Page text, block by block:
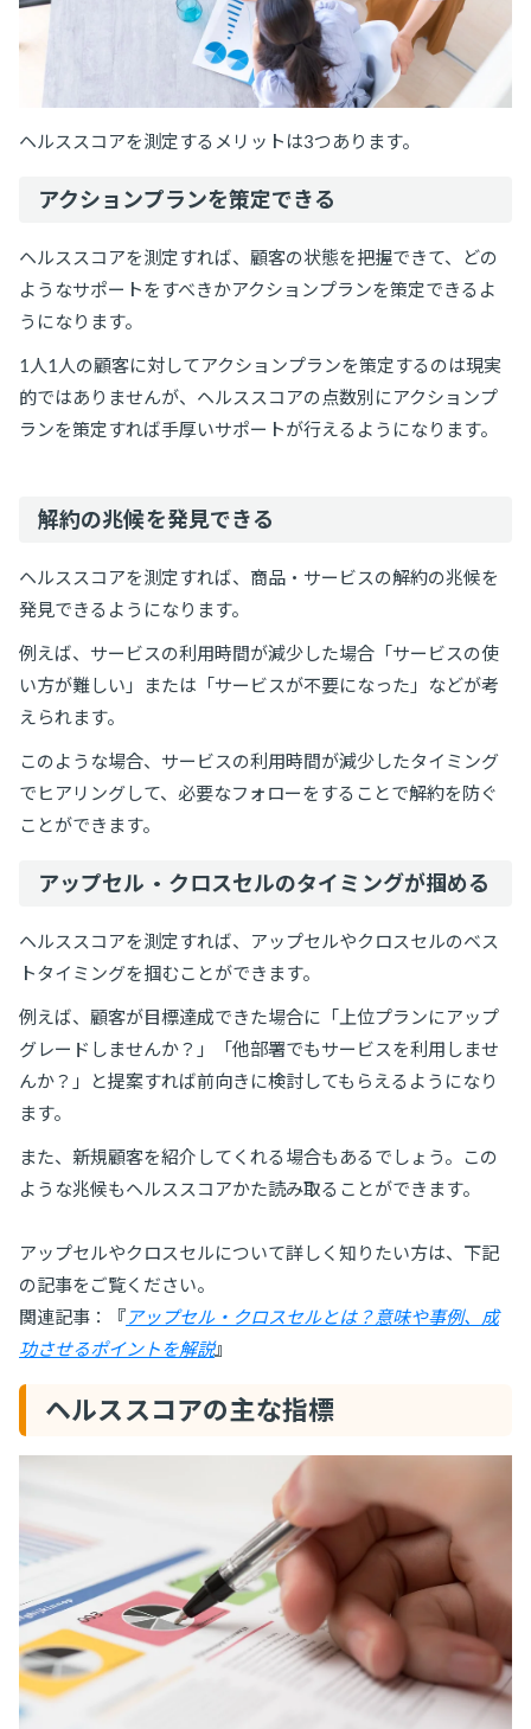
ヘルススコアを測定するメリットは3つあります。
アクションプランを策定できる
ヘルススコアを測定すれば、顧客の状態を把握できて、どの
ようなサポートをすべきかアクションプランを策定できるよ
うになります。
1人1人の顧客に対してアクションプランを策定するのは現実
的ではありませんが、ヘルススコアの点数別にアクションプ
ランを策定すれば手厚いサポートが行えるようになります。
解約の兆候を発見できる
ヘルススコアを測定すれば、商品・サービスの解約の兆候を
発見できるようになります。
例えば、サービスの利用時間が減少した場合「サービスの使
い方が難しい」または「サービスが不要になった」などが考
えられます。
このような場合、サービスの利用時間が減少したタイミング
でヒアリングして、必要なフォローをすることで解約を防ぐ
ことができます。
アップセル・クロスセルのタイミングが掴める
ヘルススコアを測定すれば、アップセルやクロスセルのベス
トタイミングを掴むことができます。
例えば、顧客が目標達成できた場合に「上位プランにアップ
グレードしませんか？」「他部署でもサービスを利用しませ
んか？」と提案すれば前向きに検討してもらえるようになり
ます。
また、新規顧客を紹介してくれる場合もあるでしょう。この
ような兆候もヘルススコアかた読み取ることができます。
アップセルやクロスセルについて詳しく知りたい方は、下記
の記事をご覧ください。
関連記事：『 アップセル・クロスセルとは？意味や事例、成
功させるポイントを解説』
ヘルススコアの主な指標